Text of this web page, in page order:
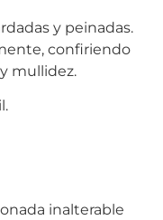
y peinadas.
confiriendo
mullidez.
inalterable